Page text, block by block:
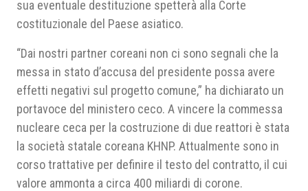
sua eventuale destituzione spetterà alla Corte
costituzionale del Paese asiatico.
“Dai nostri partner coreani non ci sono segnali che la
messa in stato d’accusa del presidente possa avere
effetti negativi sul progetto comune,” ha dichiarato un
portavoce del ministero ceco. A vincere la commessa
nucleare ceca per la costruzione di due reattori è stata
la società statale coreana KHNP. Attualmente sono in
corso trattative per definire il testo del contratto, il cui
valore ammonta a circa 400 miliardi di corone.